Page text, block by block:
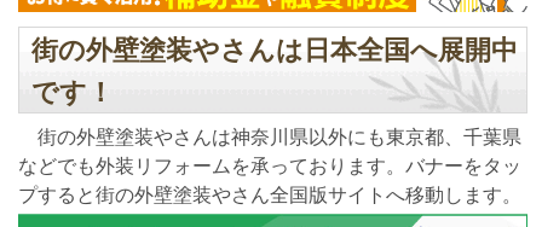
街の外壁塗装やさんは日本全国へ展開中
です！
街の外壁塗装やさんは神奈川県以外にも東京都、千葉県
などでも外装リフォームを承っております。バナーをタッ
プすると街の外壁塗装やさん全国版サイトへ移動します。